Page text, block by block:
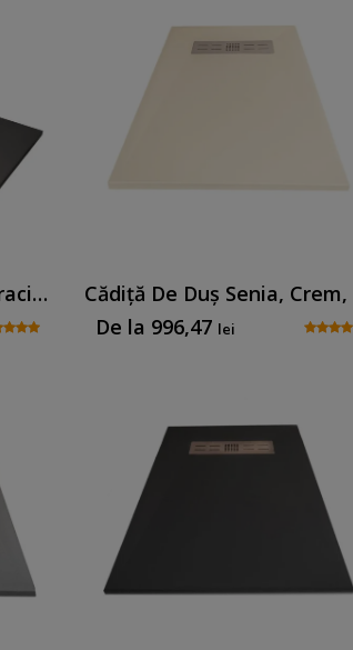
Cădiță De Duș Dalia, Antracit, Cu Sifon Inclus
De la 996,47 lei